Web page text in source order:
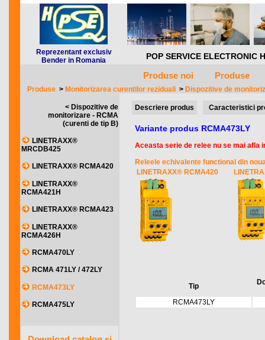
Reprezentant exclusiv
Bender in Romania
POP SERVICE
Produse noi Produse
Produse > Monitorizarea curentilor reziduali > Dispozitive de
< Dispozitive de
monitorizare - RCMA
(curenti de tip B)
LINETRAXX®
MRCDB425
LINETRAXX® RCMA420
LINETRAXX®
RCMA421H
LINETRAXX® RCMA423
LINETRAXX®
RCMA426H
RCMA470LY
RCMA 471LY / 472LY
RCMA473LY
RCMA475LY
Descriere produs Caracteristici
Variante produs RCMA473LY
Aceasta serie de relee nu se mai afla
Releele echivalente functional din
LINETRAXX® RCMA420
Tip
RCMA473LY